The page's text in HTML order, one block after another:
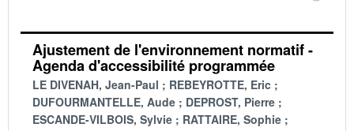
Ajustement de l'environnement normatif -
Agenda d'accessibilité programmée
LE DIVENAH, Jean-Paul
REBEYROTTE, Eric
DUFOURMANTELLE, Aude
DEPROST, Pierre
ESCANDE-VILBOIS, Sylvie
RATTAIRE, Sophie